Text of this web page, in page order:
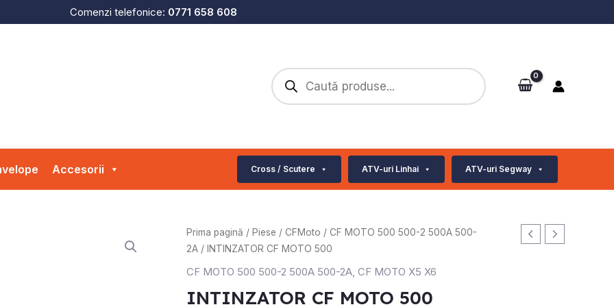
Comenzi telefonice: 0771 658 608
Products
search
Accesorii Cross / Scutere ATV-uri Linhai ATV-uri Segway
Prima pagină / Piese / CFMoto / CF MOTO 500 500-2 500A 500-
2A / INTINZATOR CF MOTO 500
CF MOTO 500 500-2 500A 500-2A, CF MOTO X5 X6
INTINZATOR CF MOTO 500
Cantitate
INTINZATOR
500